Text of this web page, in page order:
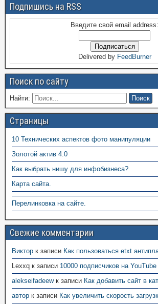
Подпишись на RSS
Введите свой email address:
Delivered by FeedBurner
Поиск по сайту
Найти:
Страницы
10 Технических аспектов фото манипуляции
Золотой актив 4.0
Как выбрать нишу для инфобизнеса?
Карта сайта.
Перелинковка на сайте.
Свежие комментарии
Виктор к записи Как пользоваться etxt
Lexxq к записи 10000 подписчиков на YouTube
alekseifadeewк записи Как добавить сайт в
автор к записи Как увеличить скорость